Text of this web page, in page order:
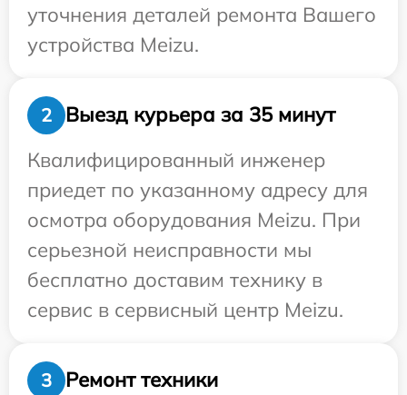
уточнения деталей ремонта Вашего
устройства Meizu.
2
Выезд курьера за 35 минут
Квалифицированный инженер
приедет по указанному адресу для
осмотра оборудования Meizu. При
серьезной неисправности мы
бесплатно доставим технику в
сервис в сервисный центр Meizu.
3
Ремонт техники